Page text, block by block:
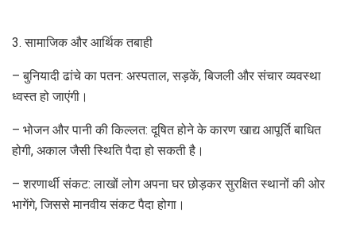
3. सामाजिक और आर्थिक तबाही
– बुनियादी ढांचे का पतन: अस्पताल, सड़कें, बिजली और संचार व्यवस्था
ध्वस्त हो जाएंगी।
– भोजन और पानी की किल्लत: दूषित होने के कारण खाद्य आपूर्ति बाधित
होगी, अकाल जैसी स्थिति पैदा हो सकती है।
– शरणार्थी संकट: लाखों लोग अपना घर छोड़कर सुरक्षित स्थानों की ओर
भागेंगे, जिससे मानवीय संकट पैदा होगा।